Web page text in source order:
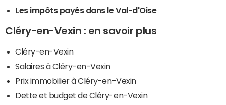
Les impôts payés dans le Val-d'Oise
Cléry-en-Vexin : en savoir plus
Cléry-en-Vexin
Salaires à Cléry-en-Vexin
Prix immobilier à Cléry-en-Vexin
Dette et budget de Cléry-en-Vexin